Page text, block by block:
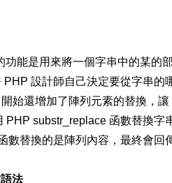
功能是用來將一個字串中的某的
設計師自己決定要從字串的
始還增加了陣列元素的替換，
PHP substr_replace 函數替換字
數替換的是陣列內容，最終會回
法